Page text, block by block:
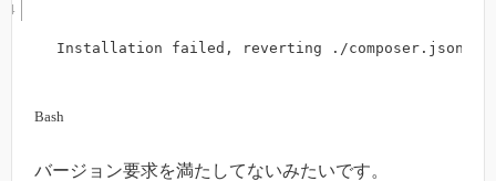
Installation failed, reverting ./composer.json
Bash
バージョン要求を満たしてないみたいです。